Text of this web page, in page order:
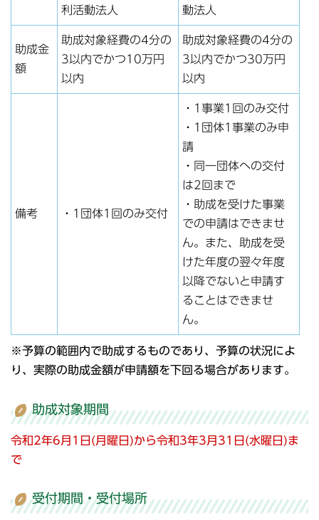
利活動法人
動法人
助成金
額
助成対象経費の4分の
3以内でかつ10万円
以内
助成対象経費の4分の
3以内でかつ30万円
以内
備考 ・1団体1回のみ交付
・1事業1回のみ交付
・1団体1事業のみ申
請
・同一団体への交付
は2回まで
・助成を受けた事業
での申請はできませ
ん。また、助成を受
けた年度の翌々年度
以降でないと申請す
ることはできませ
ん。
※予算の範囲内で助成するものであり、予算の状況によ
り、実際の助成金額が申請額を下回る場合があります。
助成対象期間
令和2年6月1日(月曜日)から令和3年3月31日(水曜日)ま
で
受付期間・受付場所